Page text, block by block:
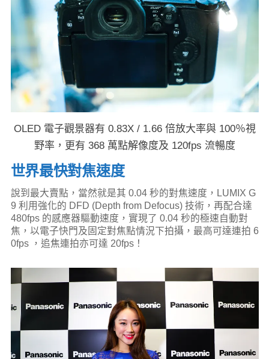
OLED 電子觀景器有 0.83X / 1.66 倍放大率與 100％視
野率，更有 368 萬點解像度及 120fps 流暢度
世界最快對焦速度
說到最大賣點，當然就是其 0.04 秒的對焦速度，LUMIX G
9 利用強化的 DFD (Depth from Defocus) 技術，再配合達
480fps 的感應器驅動速度，實現了 0.04 秒的極速自動對
焦，以電子快門及固定對焦點情況下拍攝，最高可達連拍 6
0fps ，追焦連拍亦可達 20fps！